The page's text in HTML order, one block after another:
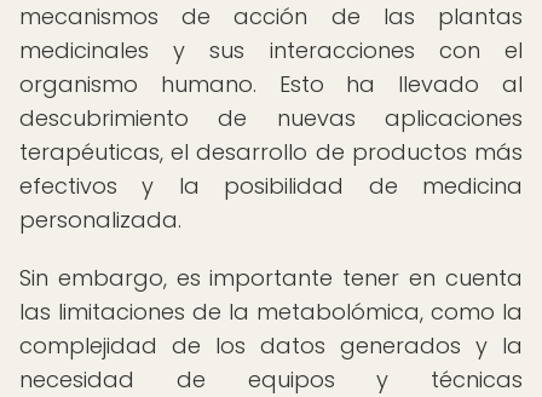
mecanismos de acción de las plantas
medicinales y sus interacciones con el
organismo humano. Esto ha llevado al
descubrimiento de nuevas aplicaciones
terapéuticas, el desarrollo de productos más
efectivos y la posibilidad de medicina
personalizada.
Sin embargo, es importante tener en cuenta
las limitaciones de la metabolómica, como la
complejidad de los datos generados y la
necesidad de equipos y técnicas